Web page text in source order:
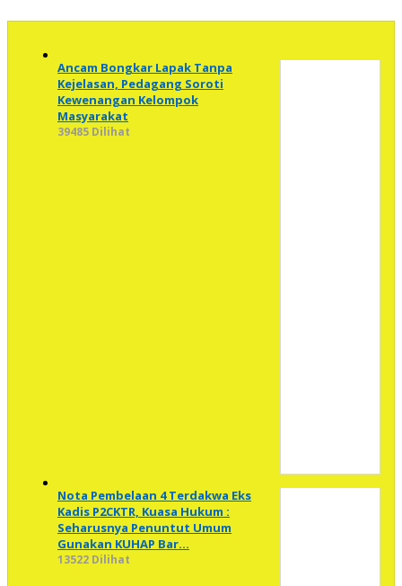
Ancam Bongkar Lapak Tanpa
Kejelasan, Pedagang Soroti
Kewenangan Kelompok
Masyarakat
39485 Dilihat
Nota Pembelaan 4 Terdakwa Eks
Kadis P2CKTR, Kuasa Hukum :
Seharusnya Penuntut Umum
Gunakan KUHAP Bar…
13522 Dilihat